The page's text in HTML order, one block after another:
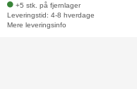
+5 stk. på fjernlager
Leveringstid: 4-8 hverdage
Mere leveringsinfo